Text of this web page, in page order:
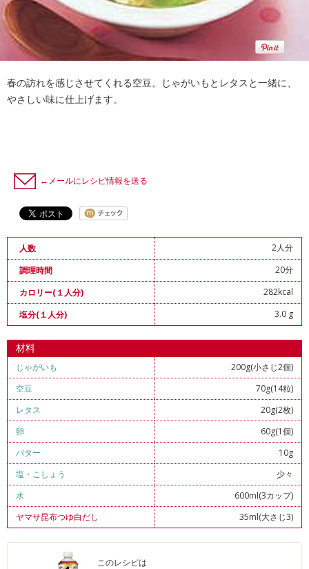
春の訪れを感じさせてくれる空豆。じゃがいもとレタスと一緒に、
やさしい味に仕上げます。
←メールにレシピ情報を送る
人数
2人分
調理時間
20分
カロリー(１人分)
282kcal
塩分(１人分)
3.0 g
材料
じゃがいも
200g(小さじ2個)
空豆
70g(14粒)
レタス
20g(2枚)
卵
60g(1個)
バター
10g
塩 ・ こしょう
少々
水
600ml(3カップ)
ヤマサ昆布つゆ白だし
35ml(大さじ3)
このレシピは